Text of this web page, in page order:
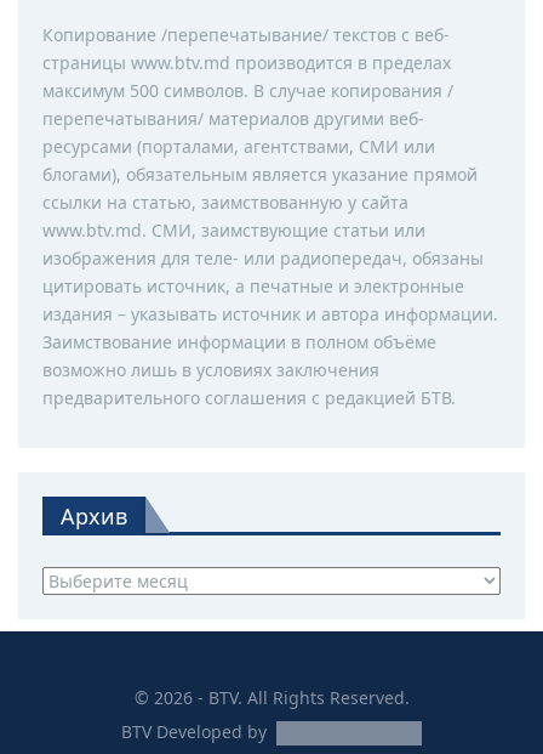
Копирование /перепечатывание/ текстов с веб-
страницы www.btv.md производится в пределах
максимум 500 символов. В случае копирования /
перепечатывания/ материалов другими веб-
ресурсами (порталами, агентствами, СМИ или
блогами), обязательным является указание прямой
ссылки на статью, заимствованную у сайта
www.btv.md. СМИ, заимствующие статьи или
изображения для теле- или радиопередач, обязаны
цитировать источник, а печатные и электронные
издания – указывать источник и автора информации.
Заимствование информации в полном объёме
возможно лишь в условиях заключения
предварительного соглашения с редакцией БТВ.
Архив
Архив
© 2026 - BTV. All Rights Reserved.
BTVDeveloped by